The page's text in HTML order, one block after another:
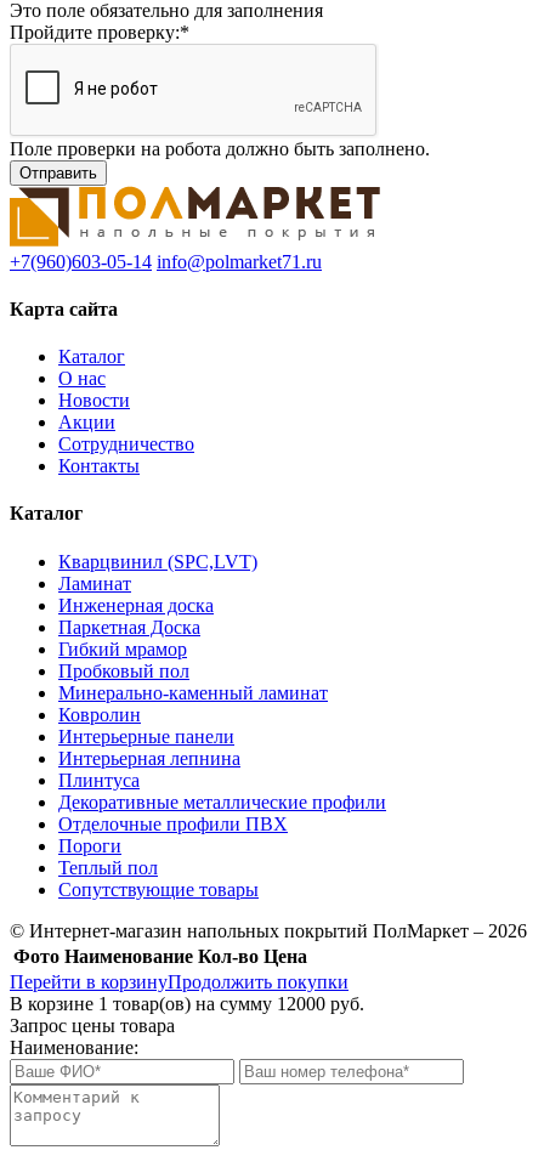
Это поле обязательно для заполнения
Пройдите проверку:*
Поле проверки на робота должно быть заполнено.
+7(960)603-05-14 info@polmarket71.ru
Карта сайта
Каталог
О нас
Новости
Акции
Сотрудничество
Контакты
Каталог
Кварцвинил (SPC,LVT)
Ламинат
Инженерная доска
Паркетная Доска
Гибкий мрамор
Пробковый пол
Минерально-каменный ламинат
Ковролин
Интерьерные панели
Интерьерная лепнина
Плинтуса
Декоративные металлические профили
Отделочные профили ПВХ
Пороги
Теплый пол
Сопутствующие товары
© Интернет-магазин напольных покрытий ПолМаркет – 2026
Фото Наименование Кол-во Цена
Перейти в корзинуПродолжить покупки
В корзине 1 товар(ов) на сумму 12000 руб.
Запрос цены товара
Наименование: